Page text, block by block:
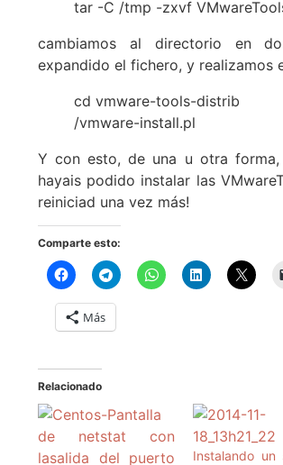
tar -C /tmp -zxvf
cambiamos al directorio en
expandido el fichero, y realizamos
cd vmware-tools-distrib
/vmware-install.pl
Y con esto, de una u otra forma,
hayais podido instalar las
reiniciad una vez más!
Comparte esto:
Más
Relacionado
Instalando un